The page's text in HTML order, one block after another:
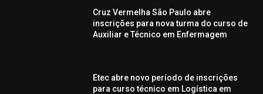
Cruz Vermelha São Paulo abre
inscrições para nova turma do curso de
Auxiliar e Técnico em Enfermagem
Etec abre novo período de inscrições
para curso técnico em Logística em